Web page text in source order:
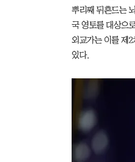
뿌리째 뒤흔드는
국 영토를 대상으
외교가는 이를 제
있다.